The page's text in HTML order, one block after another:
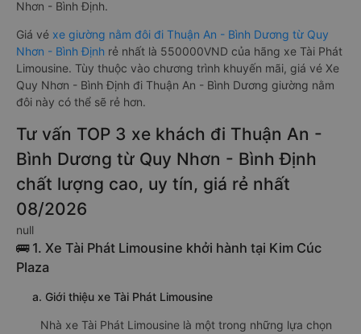
Nhơn - Bình Định.
Giá vé xe giường nằm đôi đi Thuận An - Bình Dương từ Quy
Nhơn - Bình Định rẻ nhất là 550000VND của hãng xe Tài Phát
Limousine. Tùy thuộc vào chương trình khuyến mãi, giá vé Xe
Quy Nhơn - Bình Định đi Thuận An - Bình Dương giường nằm
đôi này có thể sẽ rẻ hơn.
Tư vấn TOP 3 xe khách đi Thuận An -
Bình Dương từ Quy Nhơn - Bình Định
chất lượng cao, uy tín, giá rẻ nhất
08/2026
null
🚌 1. Xe Tài Phát Limousine khởi hành tại Kim Cúc
Plaza
a. Giới thiệu xe Tài Phát Limousine
Nhà xe Tài Phát Limousine là một trong những lựa chọn